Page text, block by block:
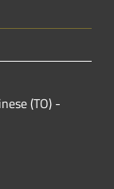
(TO) -